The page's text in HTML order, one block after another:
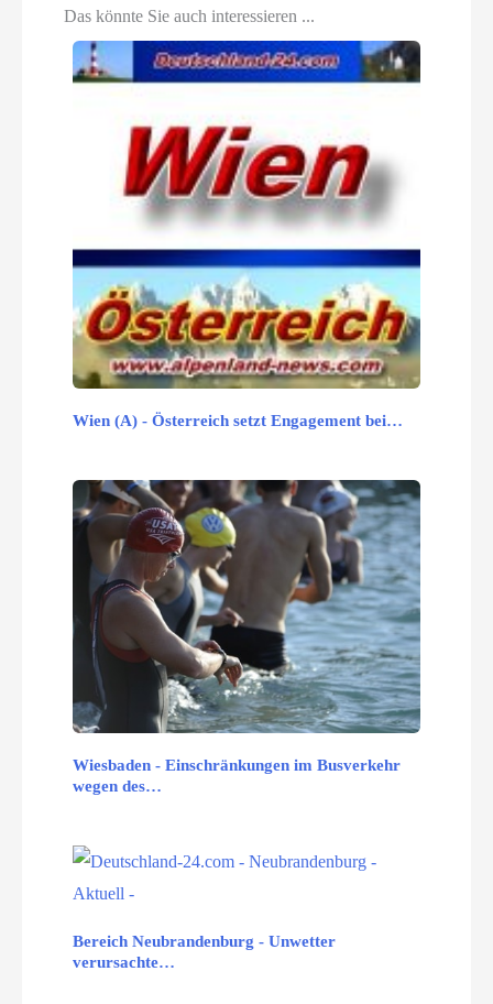
Das könnte Sie auch interessieren ...
Wien (A) - Österreich setzt Engagement bei…
Wiesbaden - Einschränkungen im Busverkehr
wegen des…
Bereich Neubrandenburg - Unwetter
verursachte…